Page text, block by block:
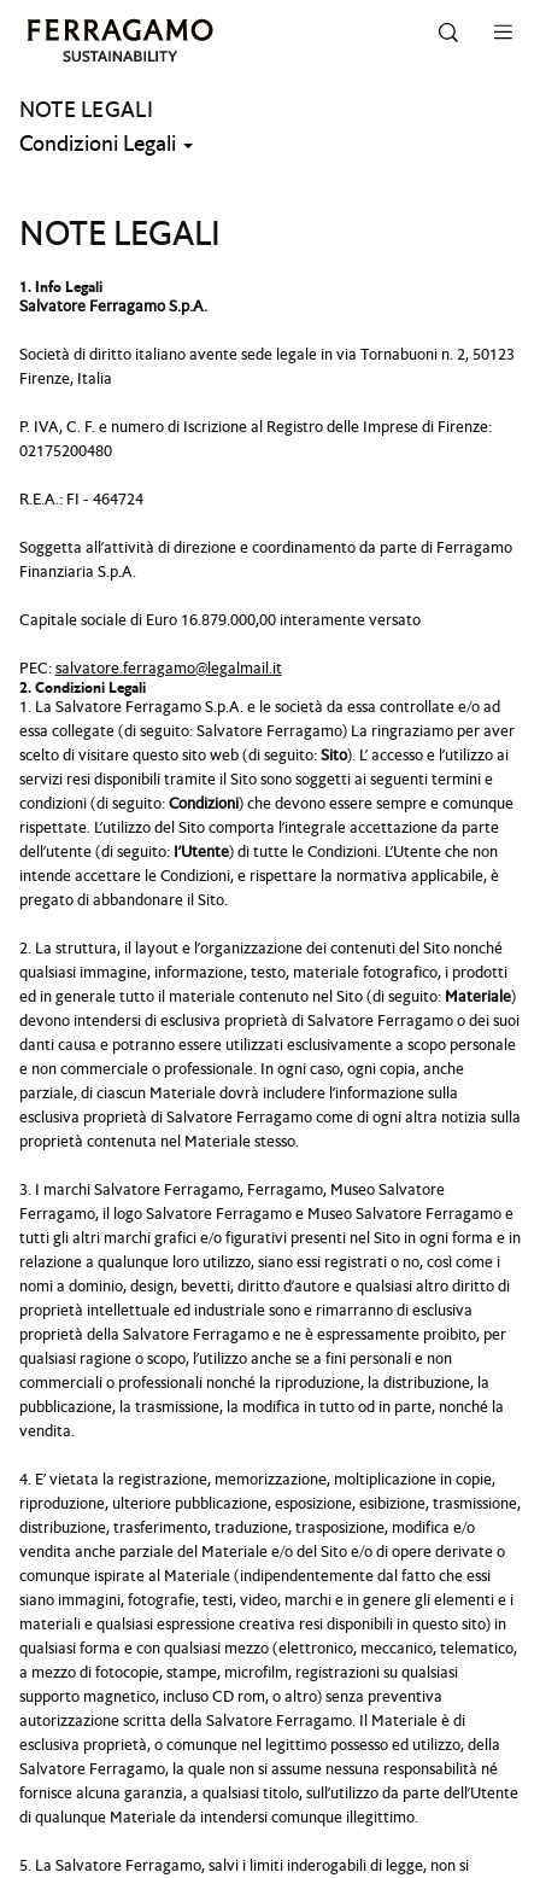
Salta alla navigazione
Salta al contenuto principale
Salta al piè di pagina
NOTE LEGALI
Condizioni Legali
NOTE LEGALI
1. Info Legali
Salvatore Ferragamo S.p.A.
Società di diritto italiano avente sede legale in via Tornabuoni n. 2, 50123
Firenze, Italia
P. IVA, C. F. e numero di Iscrizione al Registro delle Imprese di Firenze:
02175200480
R.E.A.: FI - 464724
Soggetta all’attività di direzione e coordinamento da parte di Ferragamo
Finanziaria S.p.A.
Capitale sociale di Euro 16.879.000,00 interamente versato
PEC:salvatore.ferragamo@legalmail.it
2. Condizioni Legali
1. La Salvatore Ferragamo S.p.A. e le società da essa controllate e/o ad
essa collegate (di seguito: Salvatore Ferragamo) La ringraziamo per aver
scelto di visitare questo sito web (di seguito:Sito). L’ accesso e l’utilizzo ai
servizi resi disponibili tramite il Sito sono soggetti ai seguenti termini e
condizioni (di seguito:Condizioni) che devono essere sempre e comunque
rispettate. L’utilizzo del Sito comporta l’integrale accettazione da parte
dell’utente (di seguito: I’Utente) di tutte le Condizioni. L’Utente che non
intende accettare le Condizioni, e rispettare la normativa applicabile, è
pregato di abbandonare il Sito.
2. La struttura, il layout e l’organizzazione dei contenuti del Sito nonché
qualsiasi immagine, informazione, testo, materiale fotografico, i prodotti
ed in generale tutto il materiale contenuto nel Sito (di seguito: Materiale)
devono intendersi di esclusiva proprietà di Salvatore Ferragamo o dei suoi
danti causa e potranno essere utilizzati esclusivamente a scopo personale
e non commerciale o professionale. In ogni caso, ogni copia, anche
parziale, di ciascun Materiale dovrà includere l’informazione sulla
esclusiva proprietà di Salvatore Ferragamo come di ogni altra notizia sulla
proprietà contenuta nel Materiale stesso.
3. I marchi Salvatore Ferragamo, Ferragamo, Museo Salvatore
Ferragamo, il logo Salvatore Ferragamo e Museo Salvatore Ferragamo e
tutti gli altri marchi grafici e/o figurativi presenti nel Sito in ogni forma e in
relazione a qualunque loro utilizzo, siano essi registrati o no, così come i
nomi a dominio, design, bevetti, diritto d’autore e qualsiasi altro diritto di
proprietà intellettuale ed industriale sono e rimarranno di esclusiva
proprietà della Salvatore Ferragamo e ne è espressamente proibito, per
qualsiasi ragione o scopo, l’utilizzo anche se a fini personali e non
commerciali o professionali nonché la riproduzione, la distribuzione, la
pubblicazione, la trasmissione, la modifica in tutto od in parte, nonché la
vendita.
4. E’ vietata la registrazione, memorizzazione, moltiplicazione in copie,
riproduzione, ulteriore pubblicazione, esposizione, esibizione, trasmissione,
distribuzione, trasferimento, traduzione, trasposizione, modifica e/o
vendita anche parziale del Materiale e/o del Sito e/o di opere derivate o
comunque ispirate al Materiale (indipendentemente dal fatto che essi
siano immagini, fotografie, testi, video, marchi e in genere gli elementi e i
materiali e qualsiasi espressione creativa resi disponibili in questo sito) in
qualsiasi forma e con qualsiasi mezzo (elettronico, meccanico, telematico,
a mezzo di fotocopie, stampe, microfilm, registrazioni su qualsiasi
supporto magnetico, incluso CD rom, o altro) senza preventiva
autorizzazione scritta della Salvatore Ferragamo. Il Materiale è di
esclusiva proprietà, o comunque nel legittimo possesso ed utilizzo, della
Salvatore Ferragamo, la quale non si assume nessuna responsabilità né
fornisce alcuna garanzia, a qualsiasi titolo, sull’utilizzo da parte dell’Utente
di qualunque Materiale da intendersi comunque illegittimo.
5. La Salvatore Ferragamo, salvi i limiti inderogabili di legge, non si